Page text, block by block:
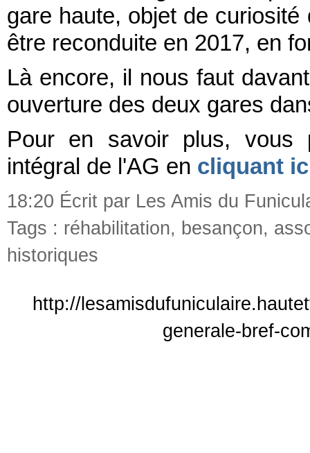
gare haute, objet de
être reconduite en 2017, en
Là encore, il nous faut
ouverture des deux gares
Pour en savoir plus, vous
intégral de l'AG en cliquant
18:20 Écrit par Les Amis du
Tags : réhabilitation, besançon,
historiques
http://
generale-bref-